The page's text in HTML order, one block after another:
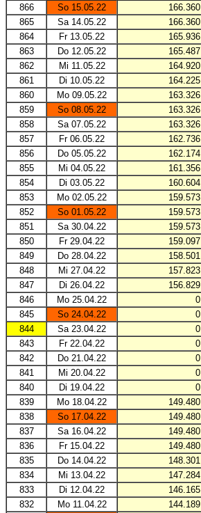
866
So 15.05.22 166.360
865
Sa 14.05.22 166.360
864
Fr 13.05.22 165.936
863
Do 12.05.22 165.487
862
Mi 11.05.22 164.920
861
Di 10.05.22 164.225
860
Mo 09.05.22 163.326
859
So 08.05.22 163.326
858
Sa 07.05.22 163.326
857
Fr 06.05.22 162.736
856
Do 05.05.22 162.174
855
Mi 04.05.22 161.356
854
Di 03.05.22 160.604
853
Mo 02.05.22 159.573
852
So 01.05.22 159.573
851
Sa 30.04.22 159.573
850
Fr 29.04.22 159.097
849
Do 28.04.22 158.501
848
Mi 27.04.22 157.823
847
Di 26.04.22 156.829
846
Mo 25.04.22 0
845
So 24.04.22 0
844
Sa 23.04.22 0
843
Fr 22.04.22 0
842
Do 21.04.22 0
841
Mi 20.04.22 0
840
Di 19.04.22 0
839
Mo 18.04.22 149.480
838
So 17.04.22 149.480
837
Sa 16.04.22 149.480
836
Fr 15.04.22 149.480
835
Do 14.04.22 148.301
834
Mi 13.04.22 147.284
833
Di 12.04.22 146.165
832
Mo 11.04.22 144.189